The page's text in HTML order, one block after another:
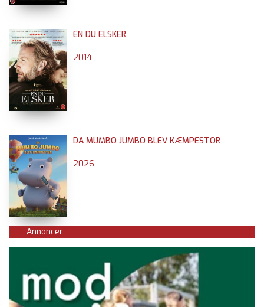
EN DU ELSKER
2014
DA MUMBO JUMBO BLEV KÆMPESTOR
2026
Annoncer